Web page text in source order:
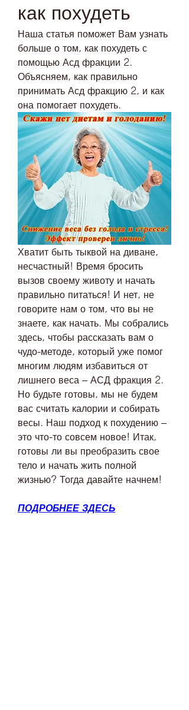
как похудеть
Наша статья поможет Вам узнать
больше о том, как похудеть с
помощью Асд фракции 2.
Объясняем, как правильно
принимать Асд фракцию 2, и как
она помогает похудеть.
Хватит быть тыквой на диване,
несчастный! Время бросить
вызов своему животу и начать
правильно питаться! И нет, не
говорите нам о том, что вы не
знаете, как начать. Мы собрались
здесь, чтобы рассказать вам о
чудо-методе, который уже помог
многим людям избавиться от
лишнего веса – АСД фракция 2.
Но будьте готовы, мы не будем
вас считать калории и собирать
весы. Наш подход к похудению –
это что-то совсем новое! Итак,
готовы ли вы преобразить свое
тело и начать жить полной
жизнью? Тогда давайте начнем!
ПОДРОБНЕЕ ЗДЕСЬ